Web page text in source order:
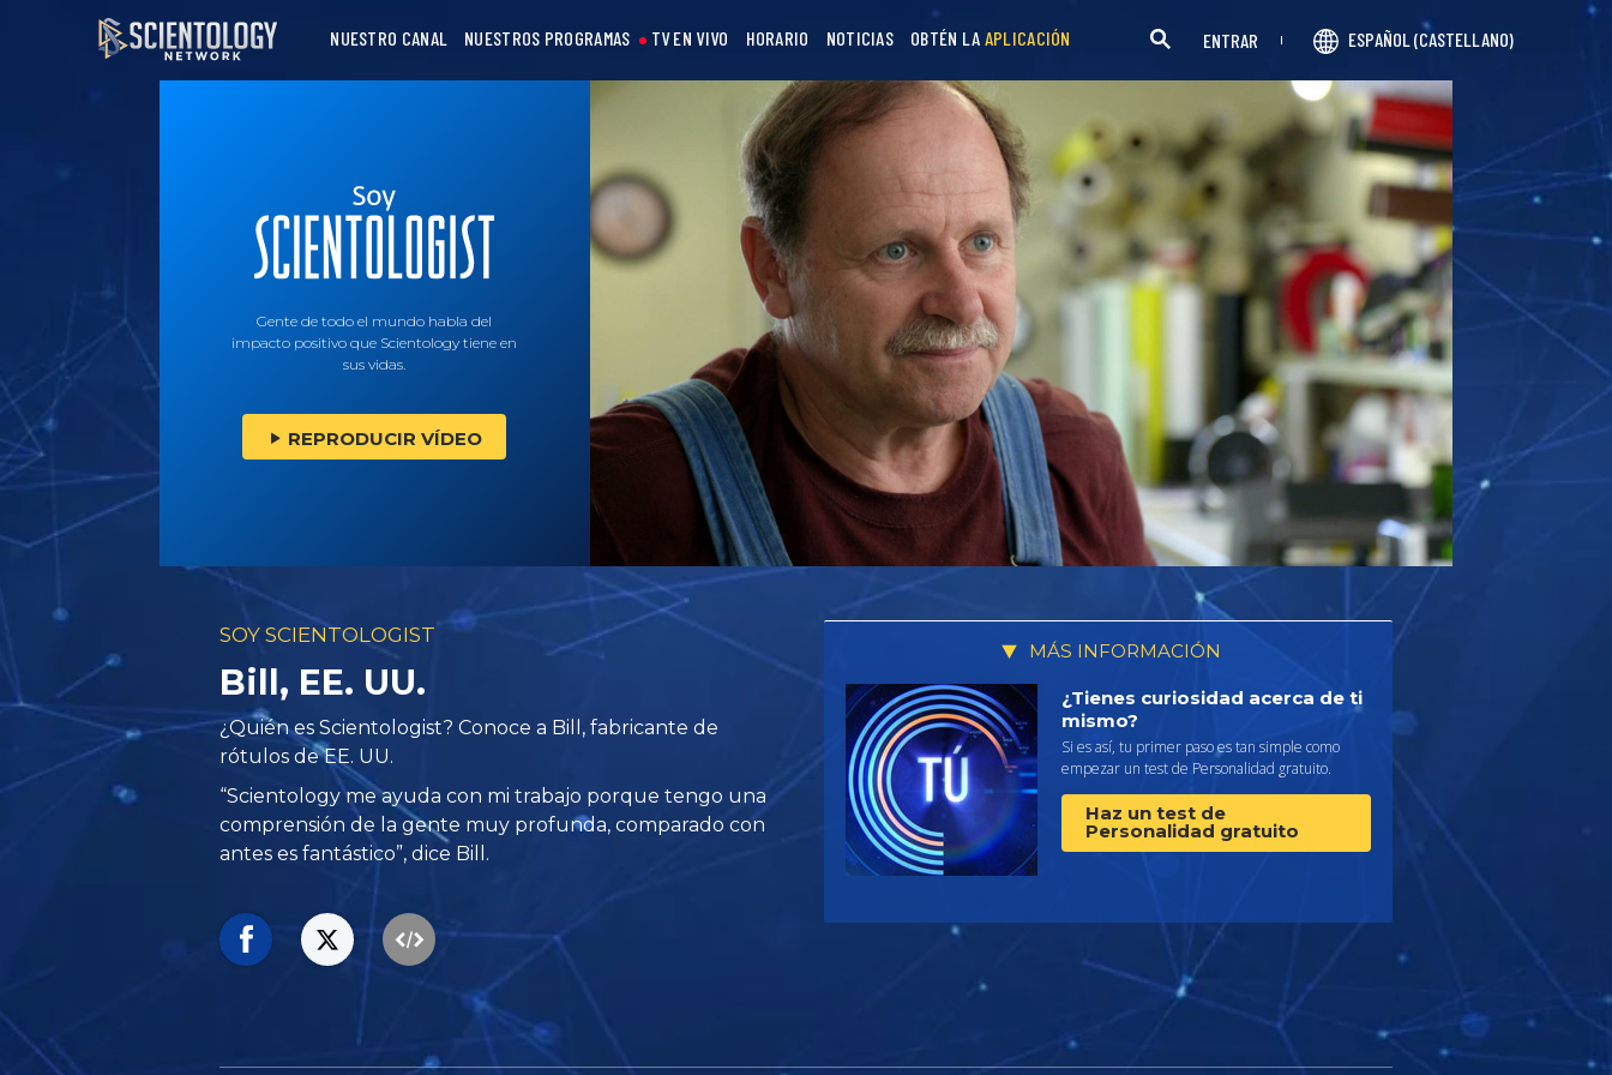
NUESTRO CANAL NUESTROS PROGRAMAS TV EN VIVO HORARIO NOTICIAS OBTÉN LA APLICACIÓN ENTRAR ESPAÑOL (CASTELLANO)
Gente de todo el mundo habla del
impacto positivo que Scientology tiene en
sus vidas.
REPRODUCIR VÍDEO
SOY SCIENTOLOGIST
Bill, EE. UU.
¿Quién es Scientologist? Conoce a Bill, fabricante de
rótulos de EE. UU.
“Scientology me ayuda con mi trabajo porque tengo una
comprensión de la gente muy profunda, comparado con
antes es fantástico”, dice Bill.
MÁS INFORMACIÓN
¿Tienes curiosidad acerca de ti
mismo?
Si es así, tu primer paso es tan simple como
empezar un test de Personalidad gratuito.
Haz un test de
Personalidad gratuito